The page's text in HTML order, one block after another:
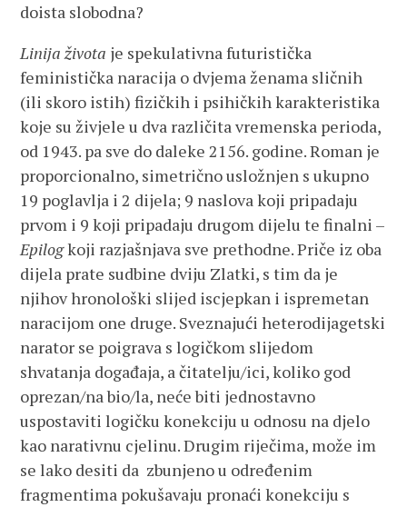
doista slobodna?
Linija života je spekulativna futuristička
feministička naracija o dvjema ženama sličnih
(ili skoro istih) fizičkih i psihičkih karakteristika
koje su živjele u dva različita vremenska perioda,
od 1943. pa sve do daleke 2156. godine. Roman je
proporcionalno, simetrično usložnjen s ukupno
19 poglavlja i 2 dijela; 9 naslova koji pripadaju
prvom i 9 koji pripadaju drugom dijelu te finalni –
Epilogkoji razjašnjava sve prethodne. Priče iz oba
dijela prate sudbine dviju Zlatki, s tim da je
njihov hronološki slijed iscjepkan i ispremetan
naracijom one druge. Sveznajući heterodijagetski
narator se poigrava s logičkom slijedom
shvatanja događaja, a čitatelju/ici, koliko god
oprezan/na bio/la, neće biti jednostavno
uspostaviti logičku konekciju u odnosu na djelo
kao narativnu cjelinu. Drugim riječima, može im
se lako desiti da zbunjeno u određenim
fragmentima pokušavaju pronaći konekciju s